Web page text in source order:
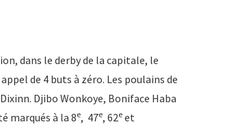
dans le derby de la capitale, le
de 4 buts à zéro. Les poulains de
Djibo Wonkoye, Boniface Haba
marqués à la 8e, 47e, 62e et